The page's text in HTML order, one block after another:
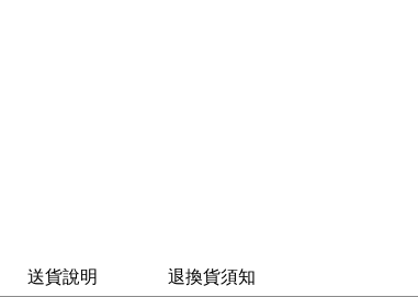
送貨說明 退換貨須知